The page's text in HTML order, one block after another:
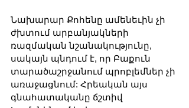
Նախարար Քոհենը ամենեւին չի
ժխտում արբանյակների
ռազմական նշանակությունը,
սակայն պնդում է, որ Բաքուն
տարածաշրջանում պրոբլեմներ չի
առաջացնում: Հրեական այս
գնահատականը ճշտիվ